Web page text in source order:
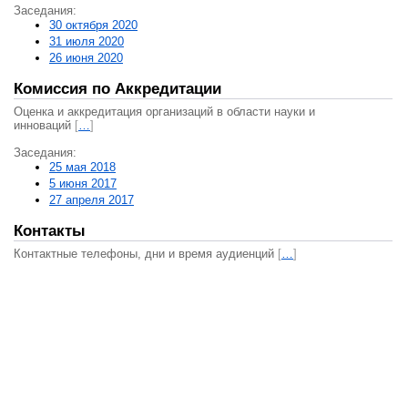
Заседания:
30 октября 2020
31 июля 2020
26 июня 2020
Комиссия по Аккредитации
Оценка и аккредитация организаций в области науки и
инноваций […]
Заседания:
25 мая 2018
5 июня 2017
27 апреля 2017
Контакты
Контактные телефоны, дни и время аудиенций […]